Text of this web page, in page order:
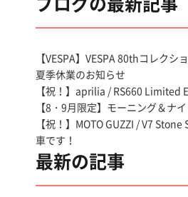
【VESPA】VESPA 80thコレクシ
夏季休業のお知らせ
【祝！】aprilia / RS660 Limited
【8・9月限定】モーニング＆ナ
【祝！】MOTO GUZZI / V7
車です！
最新の記事